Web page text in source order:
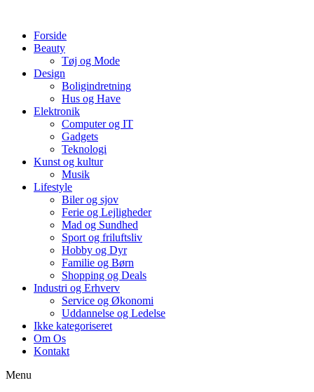
indholdForside
Beauty
Tøj og Mode
Design
Boligindretning
Hus og Have
Elektronik
Computer og IT
Gadgets
Teknologi
Kunst og kultur
Musik
Lifestyle
Biler og sjov
Ferie og Lejligheder
Mad og Sundhed
Sport og friluftsliv
Hobby og Dyr
Familie og Børn
Shopping og Deals
Industri og Erhverv
Service og Økonomi
Uddannelse og Ledelse
Ikke kategoriseret
Om Os
Kontakt
Menu